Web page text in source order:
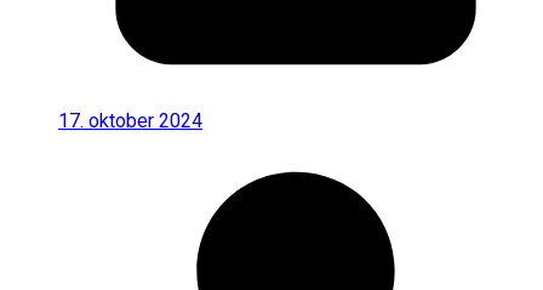
17. oktober 2024